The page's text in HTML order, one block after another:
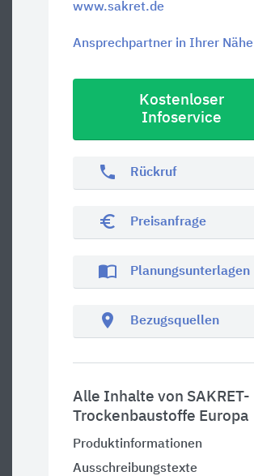
www.sakret.de
Ansprechpartner in Ihrer Nähe
Kostenloser
Infoservice
phone Rückruf
euro_symbol Preisanfrage
import_contacts Planungsunterlagen
location_on Bezugsquellen
Alle Inhalte von SAKRET-
Trockenbaustoffe Europa
Produktinformationen
Ausschreibungstexte